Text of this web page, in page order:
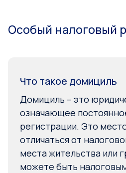
Особый налоговый
Что такое домициль
Домициль – это
означающее
регистрации. Это
отличаться от
места жительства или
можете быть